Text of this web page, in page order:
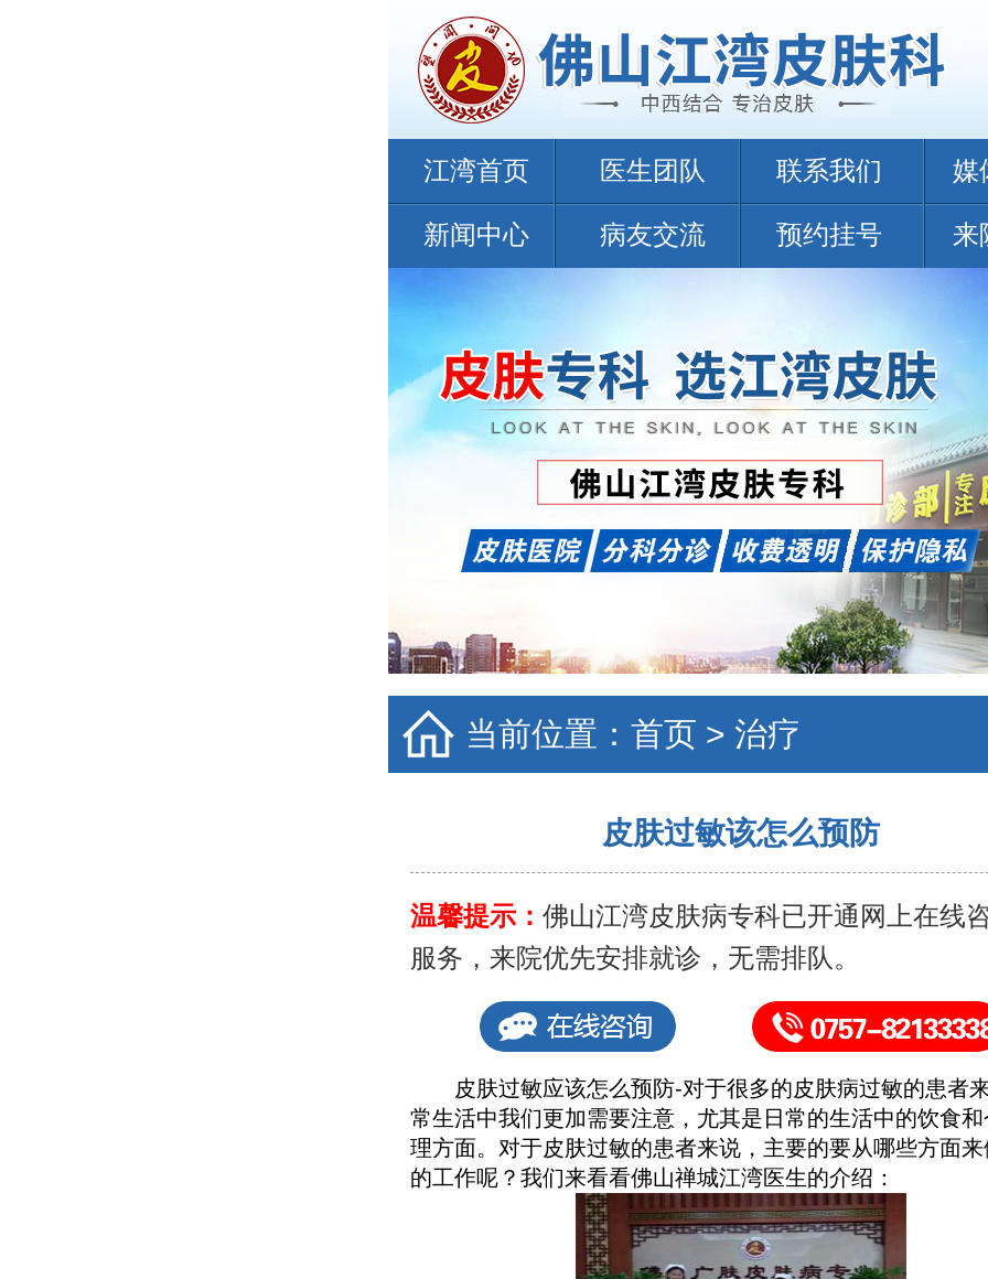
江湾首页 医生团队 联系我们 媒
新闻中心 病友交流 预约挂号 来
当前位置： 首页 > 治疗
皮肤过敏该怎么预防
温馨提示： 佛山江湾皮肤病专科已开通网上在线
服务，来院优先安排就诊，无需排队。
皮肤过敏应该怎么预防-对于很多的皮肤病过敏的患者
常生活中我们更加需要注意，尤其是日常的生活中的饮食
理方面。对于皮肤过敏的患者来说，主要的要从哪些方面
的工作呢？我们来看看佛山禅城江湾医生的介绍：